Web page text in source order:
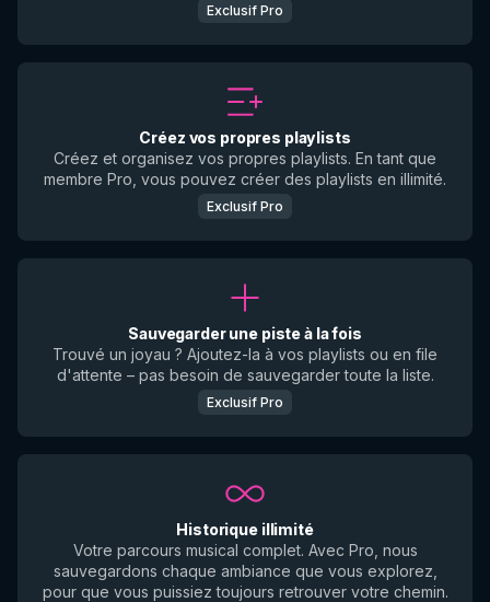
Exclusif Pro
Créez vos propres playlists
Créez et organisez vos propres playlists. En tant que
membre Pro, vous pouvez créer des playlists en illimité.
Exclusif Pro
Sauvegarder une piste à la fois
Trouvé un joyau ? Ajoutez-la à vos playlists ou en file
d'attente – pas besoin de sauvegarder toute la liste.
Exclusif Pro
Historique illimité
Votre parcours musical complet. Avec Pro, nous
sauvegardons chaque ambiance que vous explorez,
pour que vous puissiez toujours retrouver votre chemin.